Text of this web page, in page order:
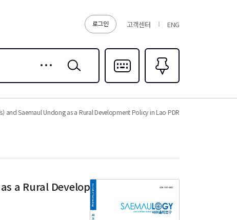
로그인 고객센터 ENG
검색
다국어입력
즐겨찾기0
and Saemaul Undong as a Rural Development Policy in Lao PDR
a Rural Development Policy in